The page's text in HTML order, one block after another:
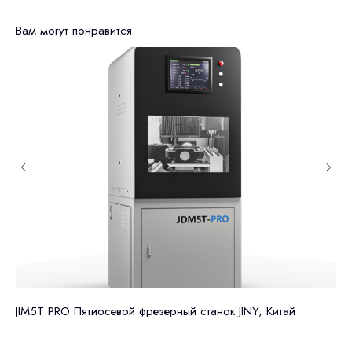
Вам могут понравится
JIM5T PRO Пятиосевой фрезерный станок JINY, Китай